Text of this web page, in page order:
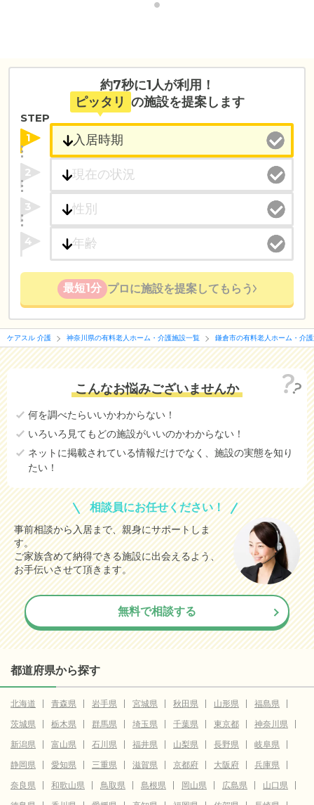
約7秒に1人が利用！
ピッタリ の施設を提案します
STEP
1
2
3
4
最短1分 プロに施設を提案してもらう
ケアスル 介護 神奈川県の有料老人ホーム・介護施設一覧 鎌倉市の有料老人ホーム・介
こんなお悩みございませんか
何を調べたらいいかわからない！
いろいろ見てもどの施設がいいのかわからない！
ネットに掲載されている情報だけでなく、施設の実態を知り
たい！
相談員にお任せください！
事前相談から入居まで、親身にサポートしま
す。
ご家族含めて納得できる施設に出会えるよう、
お手伝いさせて頂きます。
無料で相談する
都道府県から探す
北海道 青森県 岩手県 宮城県 秋田県 山形県
福島県
茨城県
栃木県 群馬県 埼玉県 千葉県 東京都
神奈川県
新潟県
富山県 石川県 福井県 山梨県 長野県
岐阜県
静岡県
愛知県 三重県 滋賀県 京都府 大阪府
兵庫県
奈良県
和歌山県 鳥取県 島根県 岡山県 広島県
山口県